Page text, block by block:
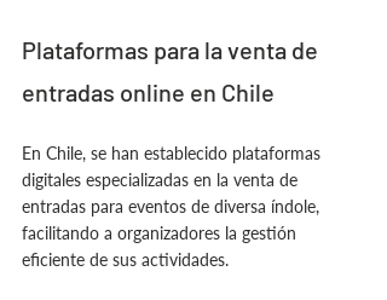
Plataformas para la venta de
entradas online en Chile
En Chile, se han establecido plataformas
digitales especializadas en la venta de
entradas para eventos de diversa índole,
facilitando a organizadores la gestión
eficiente de sus actividades.